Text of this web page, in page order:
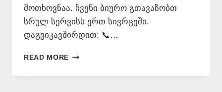
მოთხოვნაა. ჩვენი ბიურო გთავაზობთ
სრულ სერვისს ერთ სივრცეში.
დაგვიკავშირდით: 📞…
READ MORE ᲘᲜᲒᲚᲘᲡᲣᲠᲘ
ᲗᲐᲠᲯᲘᲛᲐᲜᲘ